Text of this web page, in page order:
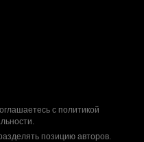
с политикой
.
позицию авторов.